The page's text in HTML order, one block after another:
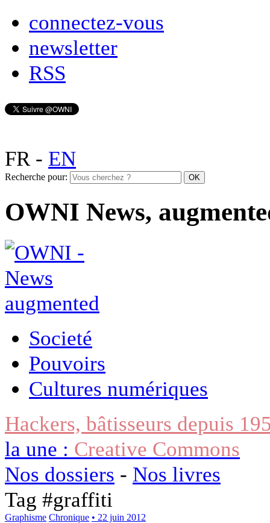
connectez-vous
newsletter
RSS
FR- EN
Recherche pour:
OWNI News,
Societé
Pouvoirs
Cultures numériques
Hackers, bâtisseurs depuis
la une : Creative Commons
Nos dossiers - Nos livres
Tag #graffiti
Graphisme Chronique • 22 juin 2012